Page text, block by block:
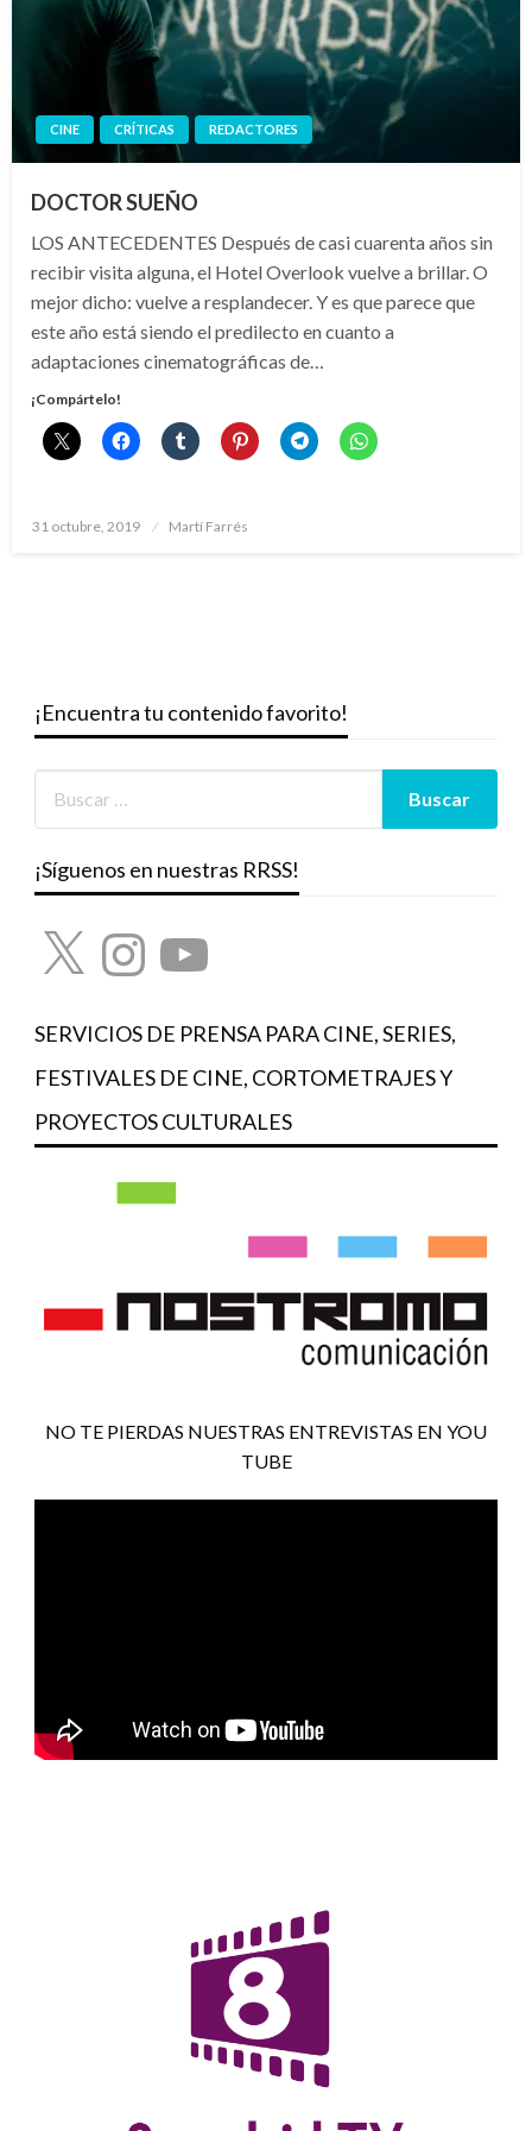
CINE CRÍTICAS REDACTORES
DOCTOR SUEÑO
LOS ANTECEDENTES Después de casi cuarenta años sin
recibir visita alguna, el Hotel Overlook vuelve a brillar. O
mejor dicho: vuelve a resplandecer. Y es que parece que
este año está siendo el predilecto en cuanto a
adaptaciones cinematográficas de…
¡Compártelo!
Publicado
31 octubre, 2019 Martí Farrés
¡Encuentra tu contenido favorito!
¡Síguenos en nuestras RRSS!
X InstagramYouTube
SERVICIOS DE PRENSA PARA CINE, SERIES,
FESTIVALES DE CINE, CORTOMETRAJES Y
PROYECTOS CULTURALES
NO TE PIERDAS NUESTRAS ENTREVISTAS EN YOU
TUBE